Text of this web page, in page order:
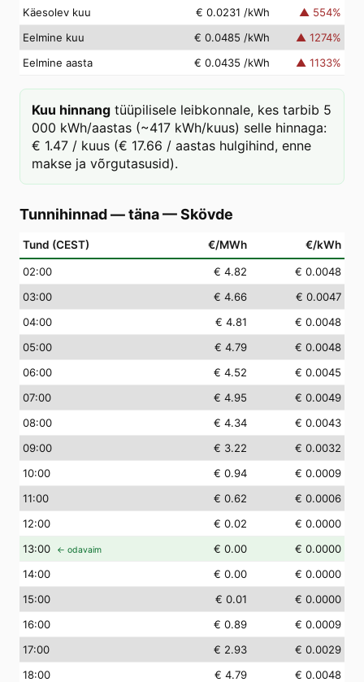
Käesolev kuu
€ 0.0231 /kWh ▲ 554%
Eelmine kuu
€ 0.0485 /kWh ▲ 1274%
Eelmine aasta
€ 0.0435 /kWh ▲ 1133%
Kuu hinnang tüüpilisele leibkonnale, kes tarbib 5
000 kWh/aastas (~417 kWh/kuus) selle hinnaga:
€ 1.47 / kuus (€ 17.66 / aastas hulgihind, enne
makse ja võrgutasusid).
Tunnihinnad — täna—Skövde
Tund (CEST) €/MWh €/kWh
02:00 € 4.82
€ 0.0048
03:00 € 4.66
€ 0.0047
04:00 € 4.81
€ 0.0048
05:00 € 4.79
€ 0.0048
06:00 € 4.52
€ 0.0045
07:00 € 4.95
€ 0.0049
08:00 € 4.34
€ 0.0043
09:00 € 3.22
€ 0.0032
10:00 € 0.94
€ 0.0009
11:00 € 0.62
€ 0.0006
12:00 € 0.02
€ 0.0000
13:00 ← odavaim € 0.00
€ 0.0000
14:00 € 0.00
€ 0.0000
15:00 € 0.01
€ 0.0000
16:00 € 0.89
€ 0.0009
17:00 € 2.93
€ 0.0029
18:00 € 4.79
€ 0.0048